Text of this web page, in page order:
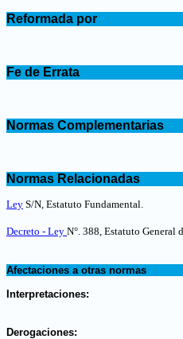
Reformada por
Fe de Errata
Normas Complementarias
Normas Relacionadas
Ley S/N, Estatuto Fundamental.
Decreto - Ley N°. 388, Estatuto General
Afectaciones a otras normas
Interpretaciones:
Derogaciones: